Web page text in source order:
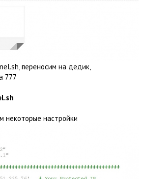
переносим на дедик,
777
некоторые настройки